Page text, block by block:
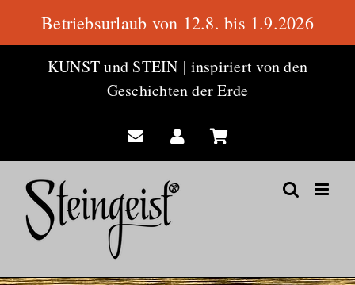
KUNST und STEIN | inspiriert von den
Geschichten der Erde
Betriebsurlaub von 12.8. bis 1.9.2026